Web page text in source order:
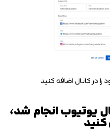
در کانال اضافه کنید
یوتیوب انجام شد،
کنید